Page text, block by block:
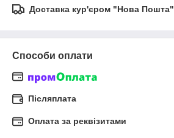
Доставка кур'єром "Нова Пошта"
Способи оплати
Післяплата
Оплата за реквізитами